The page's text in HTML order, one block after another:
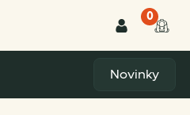
0
Novinky